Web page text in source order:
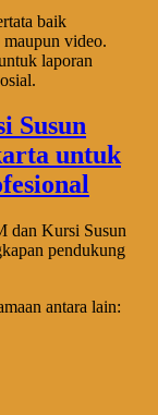
baik
video.
laporan
dan Kursi Susun
pendukung
antara lain: